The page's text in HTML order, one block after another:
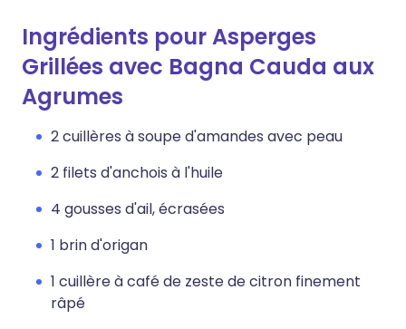
Ingrédients pour Asperges
Grillées avec Bagna Cauda aux
Agrumes
2 cuillères à soupe d'amandes avec peau
2 filets d'anchois à l'huile
4 gousses d'ail, écrasées
1 brin d'origan
1 cuillère à café de zeste de citron finement
râpé